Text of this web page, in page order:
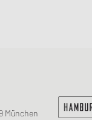
München